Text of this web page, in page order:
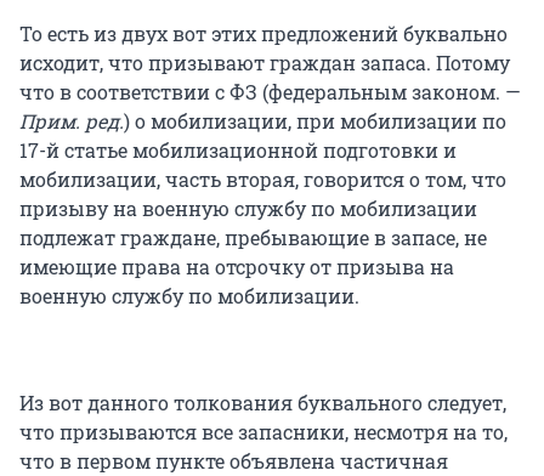
То есть из двух вот этих предложений буквально
исходит, что призывают граждан запаса. Потому
что в соответствии с ФЗ (федеральным законом. —
Прим. ред.) о мобилизации, при мобилизации по
17-й статье мобилизационной подготовки и
мобилизации, часть вторая, говорится о том, что
призыву на военную службу по мобилизации
подлежат граждане, пребывающие в запасе, не
имеющие права на отсрочку от призыва на
военную службу по мобилизации.
Из вот данного толкования буквального следует,
что призываются все запасники, несмотря на то,
что в первом пункте объявлена частичная